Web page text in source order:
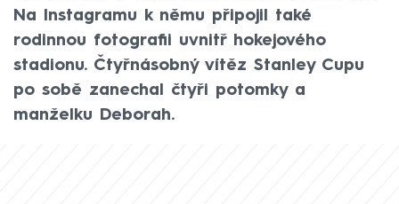
Na Instagramu k němu připojil také
rodinnou fotografii uvnitř hokejového
stadionu. Čtyřnásobný vítěz Stanley Cupu
po sobě zanechal čtyři potomky a
manželku Deborah.